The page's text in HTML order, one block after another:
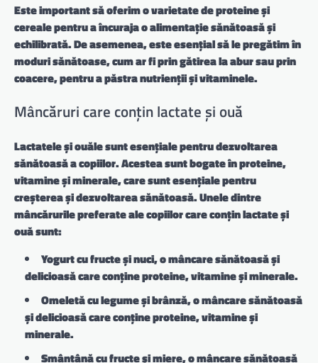
Este important să oferim o varietate de proteine și
cereale pentru a încuraja o alimentație sănătoasă și
echilibrată. De asemenea, este esențial să le pregătim în
moduri sănătoase, cum ar fi prin gătirea la abur sau prin
coacere, pentru a păstra nutrienții și vitaminele.
Mâncăruri care conțin lactate și ouă
Lactatele și ouăle sunt esențiale pentru dezvoltarea
sănătoasă a copiilor. Acestea sunt bogate în proteine,
vitamine și minerale, care sunt esențiale pentru
creșterea și dezvoltarea sănătoasă. Unele dintre
mâncărurile preferate ale copiilor care conțin lactate și
ouă sunt:
Yogurt cu fructe și nuci, o mâncare sănătoasă și
delicioasă care conține proteine, vitamine și minerale.
Omeletă cu legume și brânză, o mâncare sănătoasă
și delicioasă care conține proteine, vitamine și
minerale.
Smântână cu fructe și miere, o mâncare sănătoasă